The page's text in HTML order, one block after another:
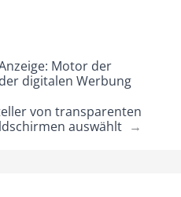
Motor der
digitalen Werbung
von transparenten
auswählt →